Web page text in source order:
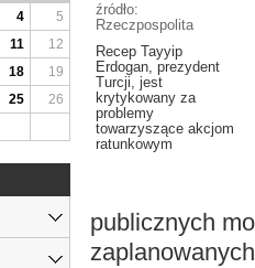
źródło:
Rzeczpospolita
Recep Tayyip
Erdogan, prezydent
Turcji, jest
krytykowany za
problemy
towarzyszące akcjom
ratunkowym
publicznych
4
5
11
12
18
19
25
26